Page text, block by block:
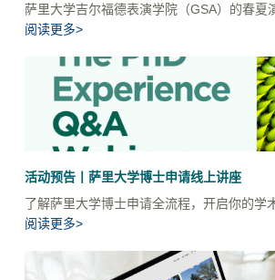
萨里大学吉尔福德表演学院（GSA）的春夏
阅读更多>
活动预告丨萨里大学博士申请线上讲座
了解萨里大学博士申请全流程，开启你的学
阅读更多>